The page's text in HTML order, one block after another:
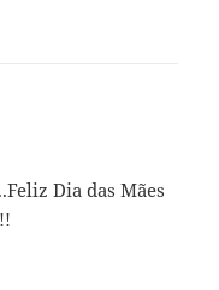
Dia das Mães